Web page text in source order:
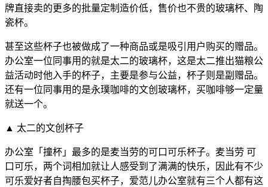
牌直接卖的更多的批量定制造价低，售价也不贵的玻璃杯、陶
瓷杯。
甚至这些杯子也被做成了一种商品或是吸引用户购买的赠品。
办公室一位同事用的就是太二的玻璃杯，这是太二推出猫粮公
益活动时他入手的杯子，主要是参与公益，杯子则是副赠品。
还有一位同事用的是永璞咖啡的文创玻璃杯，买咖啡够一定量
就送一个。
▲ 太二的文创杯子
办公室「撞杯」最多的是麦当劳的可口可乐杯子。麦当劳 可
口可乐，两个词相加就让人感受到了满满的快乐，因此有不少
可乐爱好者自掏腰包买杯子，爱范儿办公室就有三个人都有这